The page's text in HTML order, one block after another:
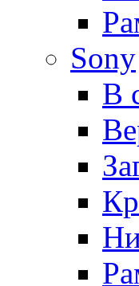
Sony
В